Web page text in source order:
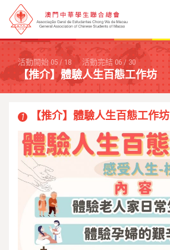
活動開始 05/18 活動完結 06/30
【推介】體驗人生百態工作坊
1 【推介】體驗人生百態工作坊